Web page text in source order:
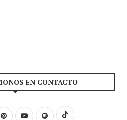
EN CONTACTO